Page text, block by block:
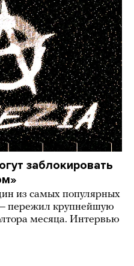
заблокировать
из самых популярных
пережил крупнейшую
месяца. Интервью